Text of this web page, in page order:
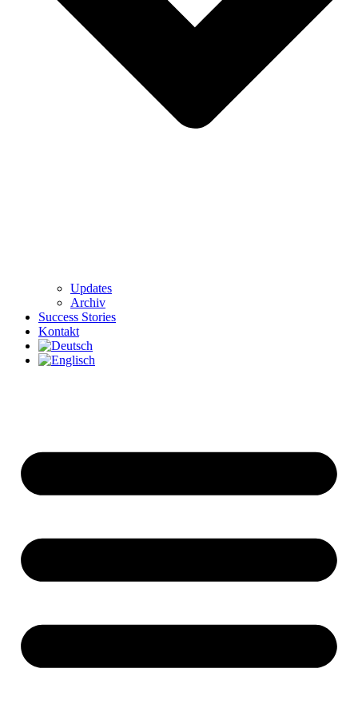
Updates
Archiv
Success Stories
Kontakt